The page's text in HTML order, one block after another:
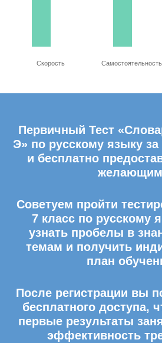
Скорость Самостоятельность
Первичный Тест
Э» по русскому языку за
и бесплатно
Советуем пройти
7 класс по русскому
узнать пробелы в
темам и получить
план
После регистрации вы
бесплатного доступа,
первые результаты
эффективность